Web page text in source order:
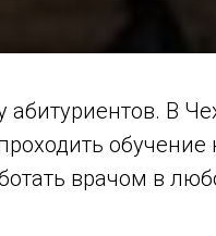
В
врачом в